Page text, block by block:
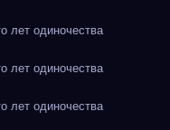
лет одиночества
лет одиночества
лет одиночества